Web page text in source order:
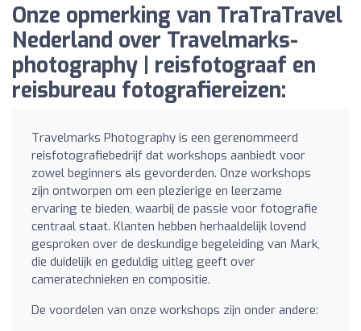
Onze opmerking van TraTraTravel
Nederland over Travelmarks-
photography | reisfotograaf en
reisbureau fotografiereizen:
Travelmarks Photography is een gerenommeerd
reisfotografiebedrijf dat workshops aanbiedt voor
zowel beginners als gevorderden. Onze workshops
zijn ontworpen om een plezierige en leerzame
ervaring te bieden, waarbij de passie voor fotografie
centraal staat. Klanten hebben herhaaldelijk lovend
gesproken over de deskundige begeleiding van Mark,
die duidelijk en geduldig uitleg geeft over
cameratechnieken en compositie.
De voordelen van onze workshops zijn onder andere: